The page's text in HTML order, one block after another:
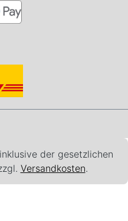
der gesetzlichen
Versandkosten.